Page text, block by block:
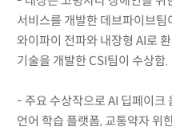
서비스를 개발한 데브파이브
와이파이 전파와 내장형 AI로
기술을 개발한 CSI팀이 수상함.
- 주요 수상작으로 AI 딥페이크
언어 학습 플랫폼, 교통약자 위